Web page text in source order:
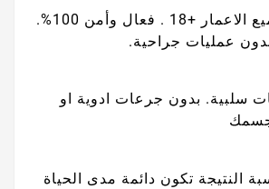
صمم ليناسب جميع الاعمار +18 . فعال وأمن 100%.
عمليات جراحية.
سلبية. بدون جرعات ادوية او
جسمك
النتيجة تكون دائمة مدى الحياة